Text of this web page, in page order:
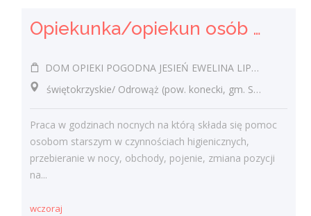
Opiekunka/opiekun osób starszych
DOM OPIEKI POGODNA JESIEŃ EWELINA LIPIEC
świętokrzyskie/ Odrowąż (pow. konecki, gm. Stąporków), Odrowąż
Praca w godzinach nocnych na którą składa się pomoc
osobom starszym w czynnościach higienicznych,
przebieranie w nocy, obchody, pojenie, zmiana pozycji
na...
wczoraj